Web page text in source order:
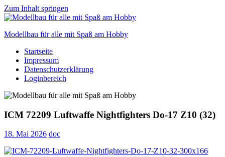
Zum Inhalt springen
Modellbau für alle mit Spaß am Hobby
Scale
modelling
to
Startseite
Impressum
Datenschutzerklärung
Loginbereich
ICM 72209 Luftwaffe Nightfighters Do-17 Z10 (32)
18. Mai 2026 doc